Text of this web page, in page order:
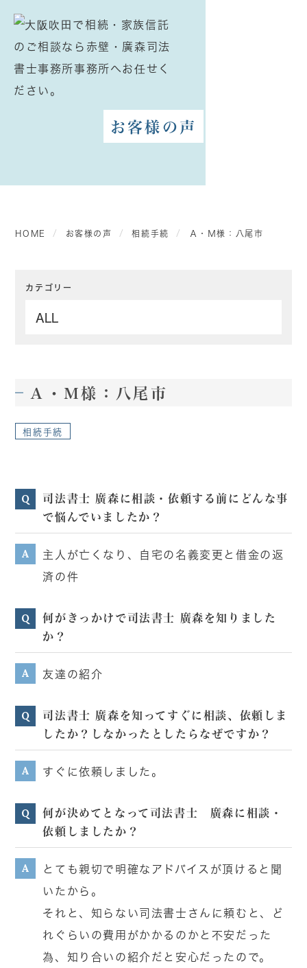
お客様の声
HOME お客様の声 相続手続 Ａ・Ｍ様：八尾市
カテゴリー
Ａ・Ｍ様：八尾市
相続手続
Q
司法書士 廣森に相談・依頼する前にどんな事
で悩んでいましたか？
A
主人が亡くなり、自宅の名義変更と借金の返
済の件
Q
何がきっかけで司法書士 廣森を知りました
か？
A 友達の紹介
Q
司法書士 廣森を知ってすぐに相談、依頼しま
したか？しなかったとしたらなぜですか？
A すぐに依頼しました。
Q
何が決めてとなって司法書士 廣森に相談・
依頼しましたか？
A
とても親切で明確なアドバイスが頂けると聞
いたから。
それと、知らない司法書士さんに頼むと、ど
れぐらいの費用がかかるのかと不安だった
為、知り合いの紹介だと安心だったので。